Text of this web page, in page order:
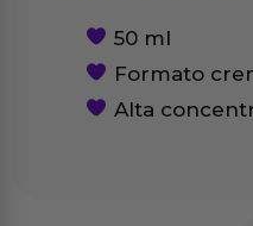
50 ml
Formato
Alta